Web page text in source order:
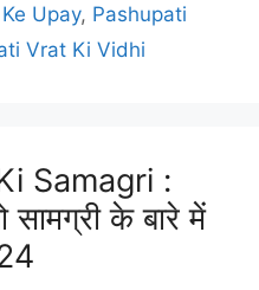
Upay, Pashupati
Vrat Ki Vidhi
Samagri :
सामग्री के बारे में